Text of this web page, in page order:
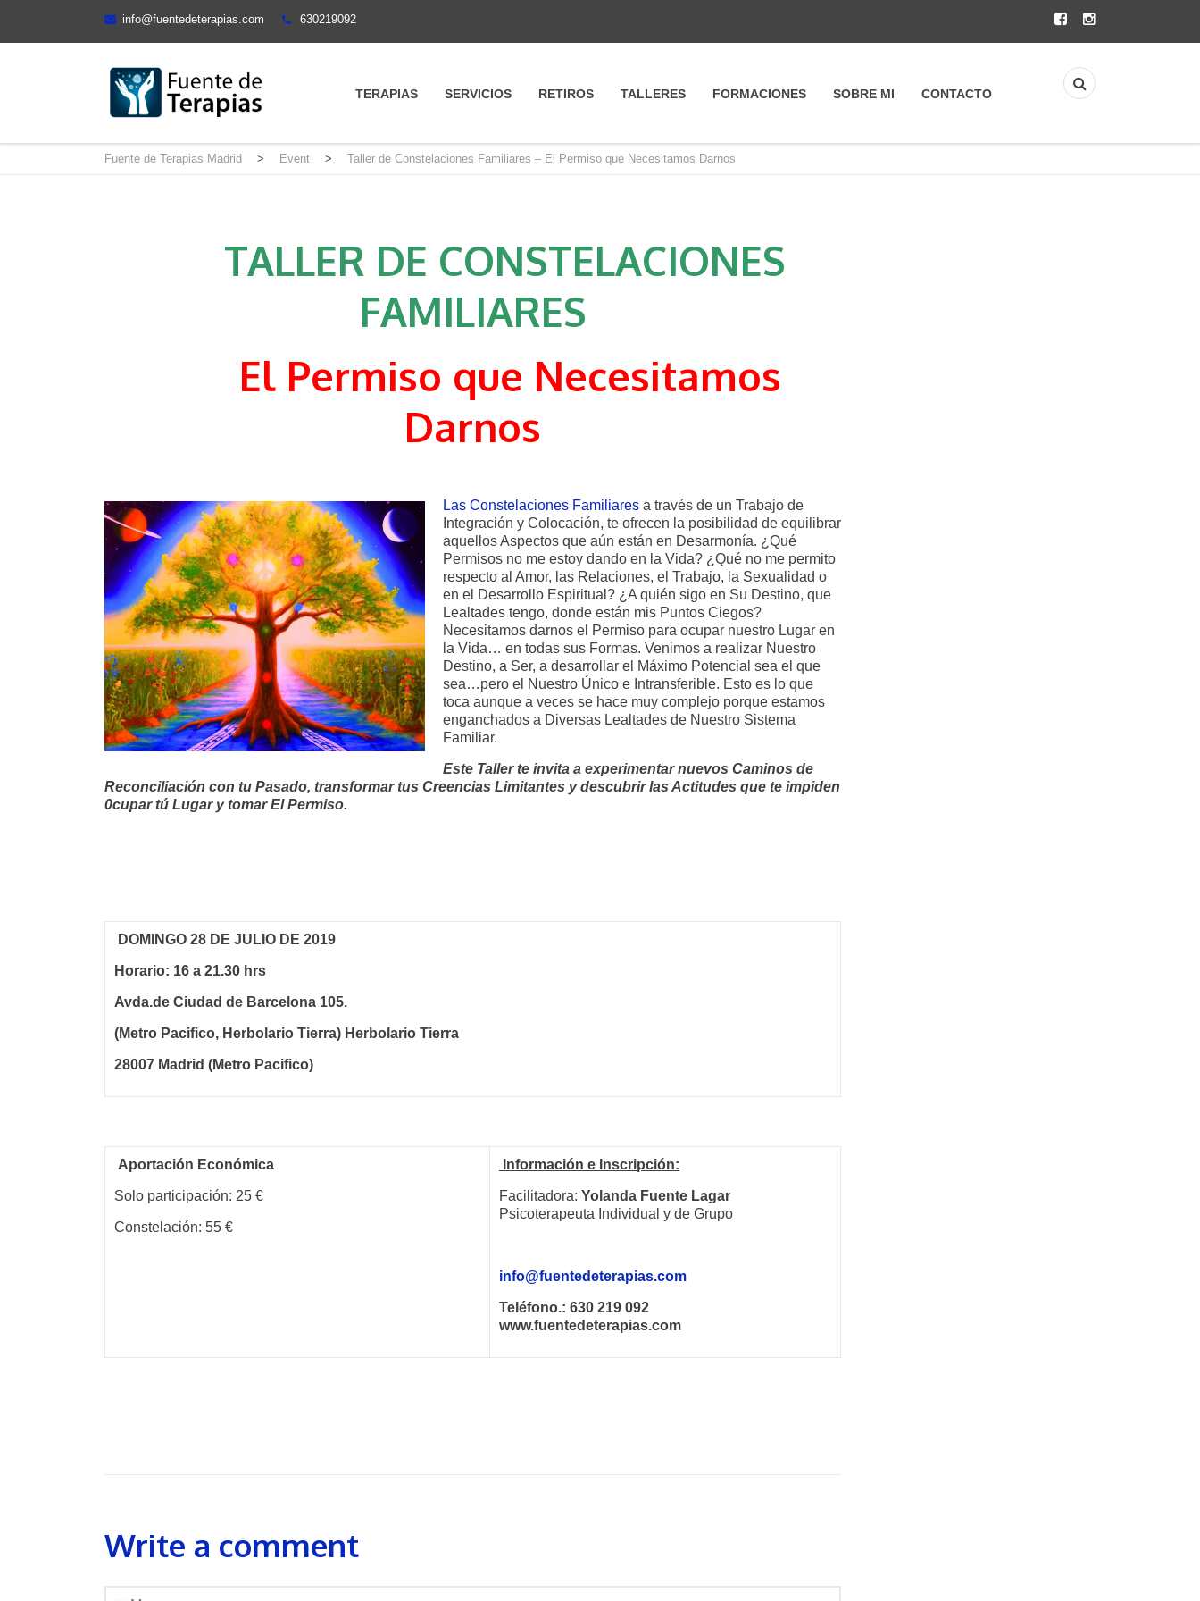
info@fuentedeterapias.com 630219092
TERAPIAS SERVICIOS RETIROS TALLERES FORMACIONES SOBRE MI CONTACTO
Fuente de Terapias Madrid > Event > Taller de Constelaciones Familiares – El Permiso que Necesitamos Darnos
TALLER DE CONSTELACIONES
FAMILIARES
El Permiso que Necesitamos
Darnos
Las Constelaciones Familiares a través de un Trabajo de
Integración y Colocación, te ofrecen la posibilidad de equilibrar
aquellos Aspectos que aún están en Desarmonía. ¿Qué
Permisos no me estoy dando en la Vida? ¿Qué no me permito
respecto al Amor, las Relaciones, el Trabajo, la Sexualidad o
en el Desarrollo Espiritual? ¿A quién sigo en Su Destino, que
Lealtades tengo, donde están mis Puntos Ciegos?
Necesitamos darnos el Permiso para ocupar nuestro Lugar en
la Vida… en todas sus Formas. Venimos a realizar Nuestro
Destino, a Ser, a desarrollar el Máximo Potencial sea el que
sea…pero el Nuestro Único e Intransferible. Esto es lo que
toca aunque a veces se hace muy complejo porque estamos
enganchados a Diversas Lealtades de Nuestro Sistema
Familiar.
Este Taller te invita a experimentar nuevos Caminos de
Reconciliación con tu Pasado, transformar tus Creencias Limitantes y descubrir las Actitudes que te impiden
0cupar tú Lugar y tomar El Permiso.
DOMINGO 28 DE JULIO DE 2019
Horario: 16 a 21.30 hrs
Avda.de Ciudad de Barcelona 105.
(Metro Pacifico, Herbolario Tierra) Herbolario Tierra
28007 Madrid (Metro Pacifico)
Aportación Económica
Solo participación: 25 €
Constelación: 55 €
Información e Inscripción:
Facilitadora: Yolanda Fuente Lagar
Psicoterapeuta Individual y de Grupo
info@fuentedeterapias.com
Teléfono.: 630 219 092
www.fuentedeterapias.com
Write a comment